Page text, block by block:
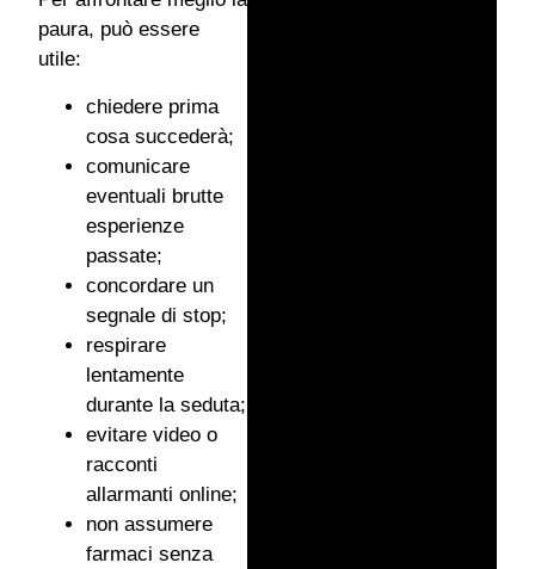
paura, può essere
utile:
chiedere prima
cosa succederà;
comunicare
eventuali brutte
esperienze
passate;
concordare un
segnale di stop;
respirare
lentamente
durante la seduta;
evitare video o
racconti
allarmanti online;
non assumere
farmaci senza